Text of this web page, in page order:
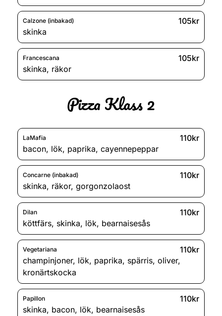
Calzone (inbakad)
105kr
skinka
Francescana
105kr
skinka, räkor
Pizza Klass 2
LaMafia
110kr
bacon, lök, paprika, cayennepeppar
Concarne (inbakad)
110kr
skinka, räkor, gorgonzolaost
Dilan
110kr
köttfärs, skinka, lök, bearnaisesås
Vegetariana
110kr
champinjoner, lök, paprika, spärris, oliver,
kronärtskocka
Papillon
110kr
skinka, bacon, lök, bearnaisesås